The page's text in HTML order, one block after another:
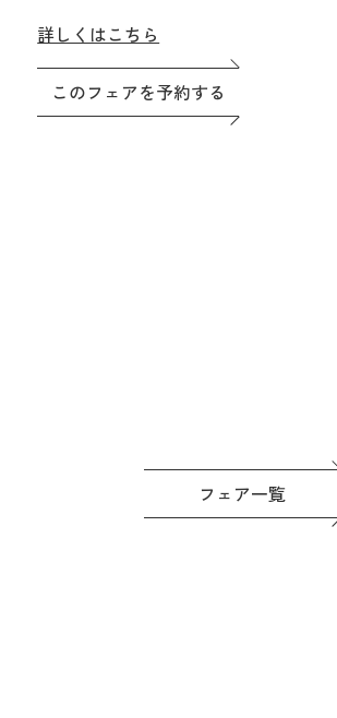
【来館特典】4.5万円ギフト券（ペアデ
ィナー券含む）
【成約特典】ホテル朝食付きペア宿泊
券 ＆ THE GATEHOUSEレストラン利用
詳しくはこちら
このフェアを予約する
フェア一覧